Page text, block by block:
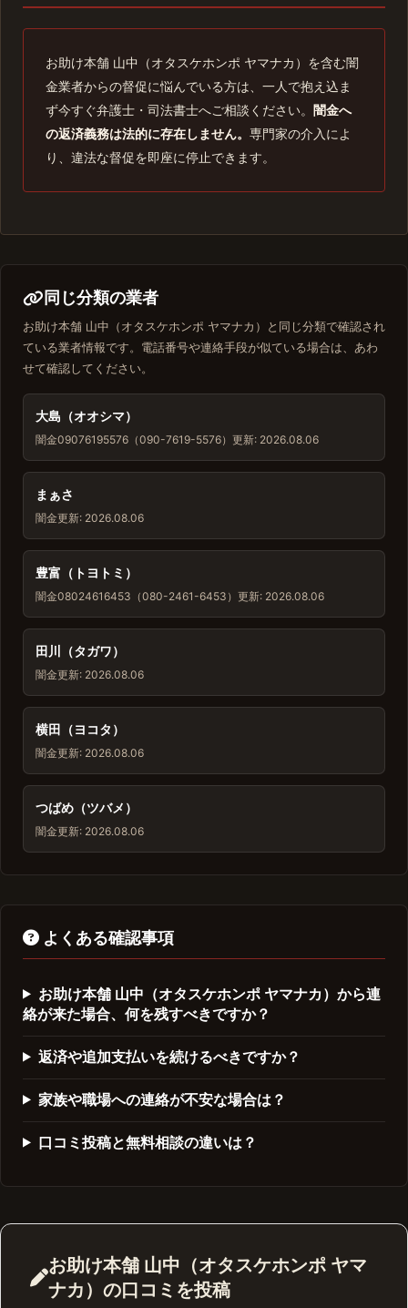
お助け本舗 山中（オタスケホンポ ヤマナカ）を含む闇
金業者からの督促に悩んでいる方は、一人で抱え込ま
ず今すぐ弁護士・司法書士へご相談ください。 闇金へ
の返済義務は法的に存在しません。 専門家の介入によ
り、違法な督促を即座に停止できます。
同じ分類の業者
お助け本舗 山中（オタスケホンポ ヤマナカ）と同じ分類で確認され
ている業者情報です。電話番号や連絡手段が似ている場合は、あわ
せて確認してください。
大島（オオシマ）
闇金09076195576（090-7619-5576） 更新: 2026.08.06
まぁさ
闇金更新: 2026.08.06
豊富（トヨトミ）
闇金08024616453（080-2461-6453） 更新: 2026.08.06
田川（タガワ）
闇金更新: 2026.08.06
横田（ヨコタ）
闇金更新: 2026.08.06
つばめ（ツバメ）
闇金更新: 2026.08.06
よくある確認事項
お助け本舗 山中（オタスケホンポ ヤマナカ）から連
絡が来た場合、何を残すべきですか？
返済や追加支払いを続けるべきですか？
家族や職場への連絡が不安な場合は？
口コミ投稿と無料相談の違いは？
お助け本舗 山中（オタスケホンポ ヤマ
ナカ）の口コミを投稿